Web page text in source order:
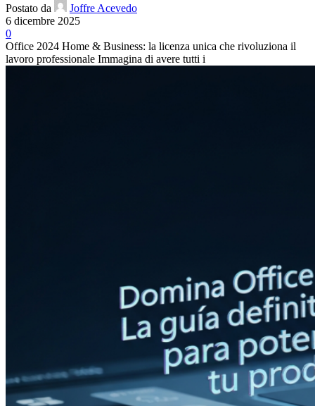
Postato da
Joffre Acevedo
6 dicembre 2025
0
Office 2024 Home & Business: la licenza unica che rivoluziona il
lavoro professionale Immagina di avere tutti i